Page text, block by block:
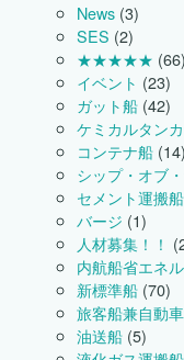
News (3)
SES (2)
★★★★★ (66)
イベント (23)
ガット船 (42)
ケミカルタン
コンテナ船 (14)
シップ・オブ
セメント運搬船
バージ (1)
人材募集！！
内航船省エネ
新標準船 (70)
旅客船兼自動
油送船 (5)